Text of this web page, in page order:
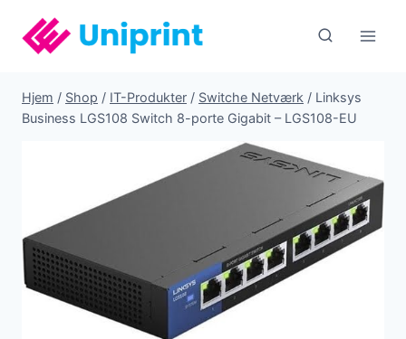
indhold
Hjem / Shop / IT-Produkter / Switche Netværk / Linksys
Business LGS108 Switch 8-porte Gigabit – LGS108-EU